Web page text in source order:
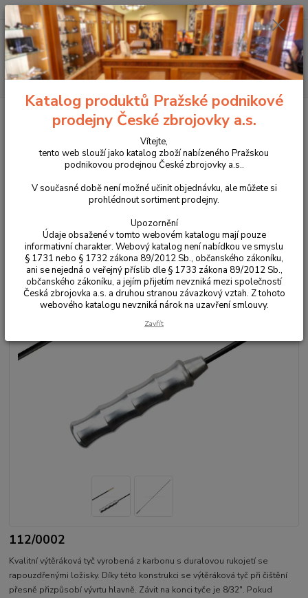
Menu
Hledat
+420 225 375 800
Péče o zbraně Výtěráková tyč Megaline karbon 91cm
Výtěráková tyč Megaline karbon
91cm
112/0002
Kvalitní výtěráková tyč vyrobená z karbonu s duralovou rukojetí se
rapouzdřenými ložisky. Díky této konstrukci se výtěráková tyč při čištění
přesně přizpůsobí vývrtu hlavně. Závit na konci tyče je 8/32". Pokud
Katalog produktů Pražské podnikové
prodejny České zbrojovky a.s.
Vítejte,
tento web slouží jako katalog zboží nabízeného Pražskou
podnikovou prodejnou České zbrojovky a.s..
V současné době není možné učinit objednávku, ale můžete si
prohlédnout sortiment prodejny.
Upozornění
Údaje obsažené v tomto webovém katalogu mají pouze
informativní charakter. Webový katalog není nabídkou ve smyslu
§ 1731 nebo § 1732 zákona 89/2012 Sb., občanského zákoníku,
ani se nejedná o veřejný příslib dle § 1733 zákona 89/2012 Sb.,
občanského zákoníku, a jejím přijetím nevzniká mezi společností
Česká zbrojovka a.s. a druhou stranou závazkový vztah. Z tohoto
webového katalogu nevzniká nárok na uzavření smlouvy.
Zavřít